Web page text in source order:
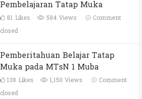
Pembelajaran Tatap Muka
81 Likes 584 Views
Comment
closed
Pemberitahuan Belajar Tatap
Muka pada MTsN 1 Muba
138 Likes 1,150 Views
Comment
closed